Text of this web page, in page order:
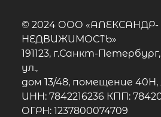
© 2024 ООО «АЛЕКСАНДР-
НЕДВИЖИМОСТЬ»
191123, г.Санкт-
ул.,
дом 13/48, помещение
ИНН: 7842216236 КПП:
ОГРН: 1237800074709